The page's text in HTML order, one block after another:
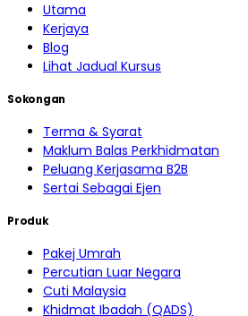
Utama
Kerjaya
Blog
Lihat Jadual Kursus
Sokongan
Terma & Syarat
Maklum Balas Perkhidmatan
Peluang Kerjasama B2B
Sertai Sebagai Ejen
Produk
Pakej Umrah
Percutian Luar Negara
Cuti Malaysia
Khidmat Ibadah (QADS)